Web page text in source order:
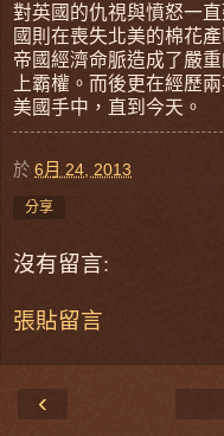
對英國的仇視與憤怒一
國則在喪失北美的棉花
帝國經濟命脈造成了嚴
上霸權。而後更在經歷
美國手中，直到今天。
於 6月 24, 2013
分享
沒有留言:
張貼留言
‹